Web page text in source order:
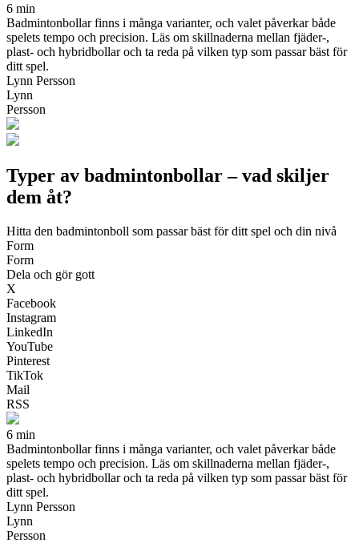
6 min
Badmintonbollar finns i många varianter, och valet påverkar både
spelets tempo och precision. Läs om skillnaderna mellan fjäder-,
plast- och hybridbollar och ta reda på vilken typ som passar bäst för
ditt spel.
Lynn Persson
Lynn
Persson
Typer av badmintonbollar – vad skiljer
dem åt?
Hitta den badmintonboll som passar bäst för ditt spel och din nivå
Form
Form
Dela och gör gott
X
Facebook
Instagram
LinkedIn
YouTube
Pinterest
TikTok
Mail
RSS
6 min
Badmintonbollar finns i många varianter, och valet påverkar både
spelets tempo och precision. Läs om skillnaderna mellan fjäder-,
plast- och hybridbollar och ta reda på vilken typ som passar bäst för
ditt spel.
Lynn Persson
Lynn
Persson